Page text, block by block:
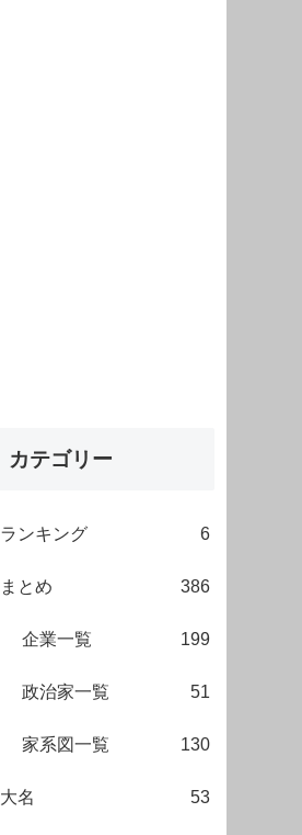
カテゴリー
ランキング 6
まとめ 386
企業一覧 199
政治家一覧 51
家系図一覧 130
大名 53